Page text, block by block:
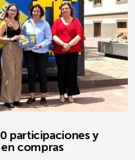
participaciones y
compras